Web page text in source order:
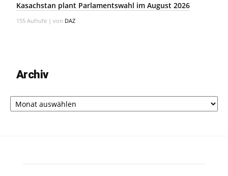
Kasachstan plant Parlamentswahl im August 2026
155 Aufrufe | von DAZ
Archiv
Archiv